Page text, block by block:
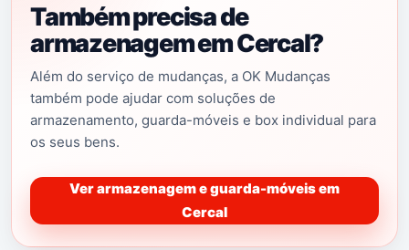
Também precisa de
armazenagem em Cercal?
Além do serviço de mudanças, a OK Mudanças
também pode ajudar com soluções de
armazenamento, guarda-móveis e box individual para
os seus bens.
Ver armazenagem e guarda-móveis em
Cercal